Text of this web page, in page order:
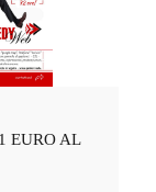
EURO AL